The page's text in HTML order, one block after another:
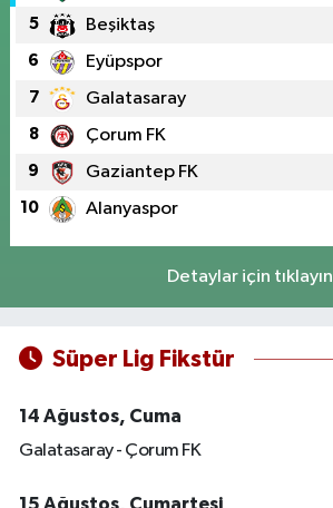
5 Beşiktaş
6 Eyüpspor
7 Galatasaray
8 Çorum FK
9 Gaziantep FK
10 Alanyaspor
Detaylar için tıklayın
Süper Lig Fikstür
14 Ağustos, Cuma
Galatasaray - Çorum FK
15 Ağustos, Cumartesi